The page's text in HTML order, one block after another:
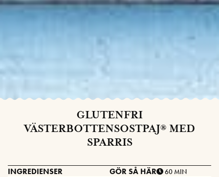
GLUTENFRI
VÄSTERBOTTENSOSTPAJ® MED
SPARRIS
INGREDIENSER GÖR SÅ HÄR 60 MIN